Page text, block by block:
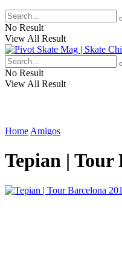
No Result
View All Result
No Result
View All Result
Home Amigos
Tepian | Tour